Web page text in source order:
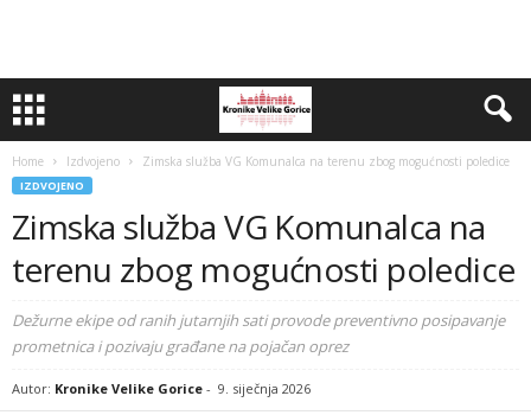
Home Izdvojeno Zimska služba VG Komunalca na terenu zbog mogućnosti poledice
IZDVOJENO
Zimska služba VG Komunalca na
terenu zbog mogućnosti poledice
Dežurne ekipe od ranih jutarnjih sati provode preventivno posipavanje
prometnica i pozivaju građane na pojačan oprez
Autor: Kronike Velike Gorice - 9. siječnja 2026